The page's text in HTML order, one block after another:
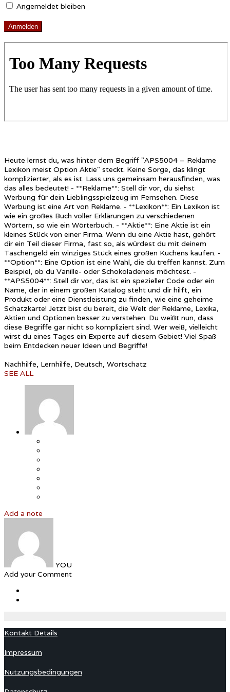
Angemeldet bleiben
Heute lernst du, was hinter dem Begriff "APS5004 – Reklame
Lexikon meist Option Aktie" steckt. Keine Sorge, das klingt
komplizierter, als es ist. Lass uns gemeinsam herausfinden, was
das alles bedeutet! - **Reklame**: Stell dir vor, du siehst
Werbung für dein Lieblingsspielzeug im Fernsehen. Diese
Werbung ist eine Art von Reklame. - **Lexikon**: Ein Lexikon ist
wie ein großes Buch voller Erklärungen zu verschiedenen
Wörtern, so wie ein Wörterbuch. - **Aktie**: Eine Aktie ist ein
kleines Stück von einer Firma. Wenn du eine Aktie hast, gehört
dir ein Teil dieser Firma, fast so, als würdest du mit deinem
Taschengeld ein winziges Stück eines großen Kuchens kaufen. -
**Option**: Eine Option ist eine Wahl, die du treffen kannst. Zum
Beispiel, ob du Vanille- oder Schokoladeneis möchtest. -
**APS5004**: Stell dir vor, das ist ein spezieller Code oder ein
Name, der in einem großen Katalog steht und dir hilft, ein
Produkt oder eine Dienstleistung zu finden, wie eine geheime
Schatzkarte! Jetzt bist du bereit, die Welt der Reklame, Lexika,
Aktien und Optionen besser zu verstehen. Du weißt nun, dass
diese Begriffe gar nicht so kompliziert sind. Wer weiß, vielleicht
wirst du eines Tages ein Experte auf diesem Gebiet! Viel Spaß
beim Entdecken neuer Ideen und Begriffe!
Nachhilfe, Lernhilfe, Deutsch, Wortschatz
SEE ALL
Add a note
YOU
Add your Comment
Kontakt Details
Impressum
Nutzungsbedingungen